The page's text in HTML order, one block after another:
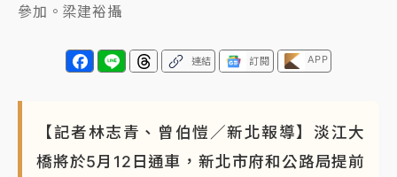
參加。梁建裕攝
連結 訂閱 APP
【記者林志青、曾伯愷／新北報導】淡江大
橋將於5月12日通車，新北市府和公路局提前